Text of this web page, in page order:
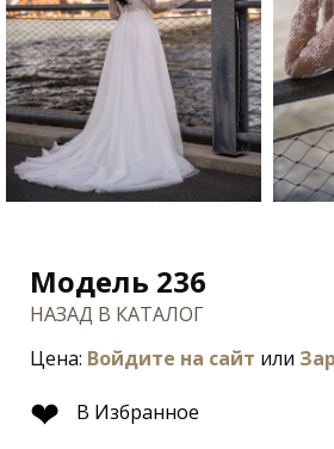
Модель 236
НАЗАД В КАТАЛОГ
Цена: Войдите на сайт или
❤ В Избранное